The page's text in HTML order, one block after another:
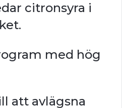
citronsyra i
med hög
att avlägsna